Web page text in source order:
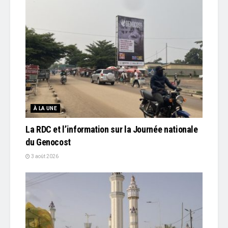
À LA UNE
La RDC et l’information sur la Journée nationale
du Genocost
3 août 2026